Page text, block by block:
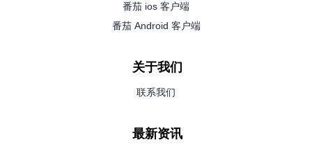
番茄 ios 客户端
番茄 Android 客户端
关于我们
联系我们
最新资讯